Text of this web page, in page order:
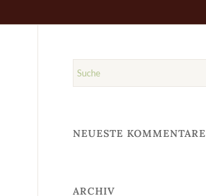
NEUESTE KOMMENTARE
ARCHIV